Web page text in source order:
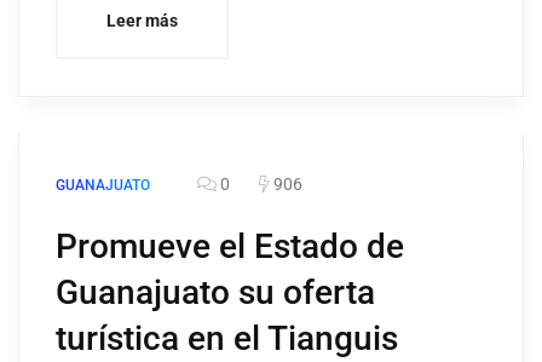
Leer más
GUANAJUATO 0 906
Promueve el Estado de
Guanajuato su oferta
turística en el Tianguis